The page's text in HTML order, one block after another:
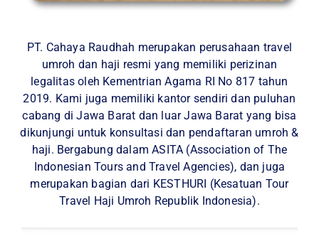
PT. Cahaya Raudhah merupakan perusahaan travel
umroh dan haji resmi yang memiliki perizinan
legalitas oleh Kementrian Agama RI No 817 tahun
2019. Kami juga memiliki kantor sendiri dan puluhan
cabang di Jawa Barat dan luar Jawa Barat yang bisa
dikunjungi untuk konsultasi dan pendaftaran umroh &
haji. Bergabung dalam ASITA (Association of The
Indonesian Tours and Travel Agencies), dan juga
merupakan bagian dari KESTHURI (Kesatuan Tour
Travel Haji Umroh Republik Indonesia).